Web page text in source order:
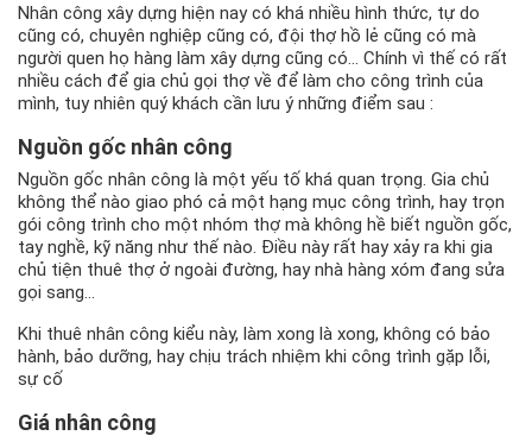
Nhân công xây dựng hiện nay có khá nhiều hình thức, tự do
cũng có, chuyên nghiệp cũng có, đội thợ hồ lẻ cũng có mà
người quen họ hàng làm xây dựng cũng có… Chính vì thế có rất
nhiều cách để gia chủ gọi thợ về để làm cho công trình của
mình, tuy nhiên quý khách cần lưu ý những điểm sau :
Nguồn gốc nhân công
Nguồn gốc nhân công là một yếu tố khá quan trọng. Gia chủ
không thể nào giao phó cả một hạng mục công trình, hay trọn
gói công trình cho một nhóm thợ mà không hề biết nguồn gốc,
tay nghề, kỹ năng như thế nào. Điều này rất hay xảy ra khi gia
chủ tiện thuê thợ ở ngoài đường, hay nhà hàng xóm đang sửa
gọi sang…
Khi thuê nhân công kiểu này, làm xong là xong, không có bảo
hành, bảo dưỡng, hay chịu trách nhiệm khi công trình gặp lỗi,
sự cố
Giá nhân công